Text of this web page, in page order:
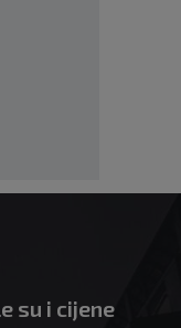
su i cijene